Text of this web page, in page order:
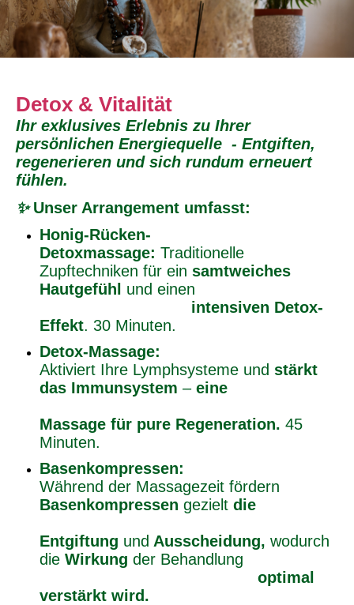
Detox & Vitalität
Ihr exklusives Erlebnis zu Ihrer
persönlichen Energiequelle - Entgiften,
regenerieren und sich rundum erneuert
fühlen.
✨Unser Arrangement umfasst:
Honig-Rücken-
Detoxmassage: Traditionelle
Zupftechniken für ein samtweiches
Hautgefühl
und einen
intensiven Detox-
Effekt. 30 Minuten.
Detox-Massage:
Aktiviert Ihre Lymphsysteme und stärkt
das Immunsystem – eine
Massage für pure Regeneration. 45
Minuten.
Basenkompressen:
Während der Massagezeit fördern
Basenkompressen gezielt die
Entgiftung und Ausscheidung, wodurch
die Wirkung der Behandlung
optimal
verstärkt wird.